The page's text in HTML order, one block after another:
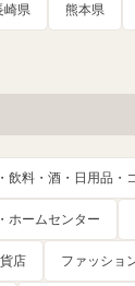
崎県 熊本県
飲料・酒・日用品・
ホームセンター
店 ファッショ